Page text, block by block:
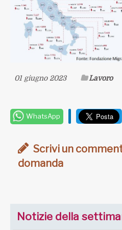
01 giugno 2023 Lavoro
WhatsApp
Scrivi un
domanda
Notizie della